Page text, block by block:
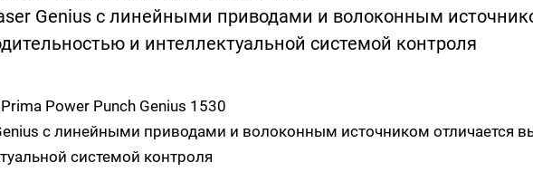
Genius с линейными приводами и волоконным
и интеллектуальной системой контроля
Power Punch Genius 1530
с линейными приводами и волоконным источником отличается
системой контроля